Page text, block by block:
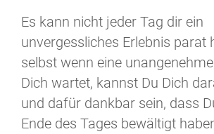
Es kann nicht jeder Tag dir ein
unvergessliches Erlebnis parat
selbst wenn eine
Dich wartet, kannst Du Dich
und dafür dankbar sein, dass
Ende des Tages bewältigt